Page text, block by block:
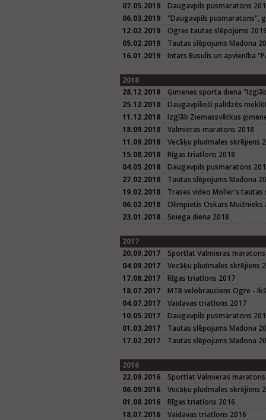
07.05.2019
Daugavpils pusmaratons
06.03.2019
"Daugavpils pusmaratons",
12.02.2019
Ogres tautas slēpojums
05.02.2019
Tautas slēpojums Madona
16.01.2019
Intars Busulis un apvienība
2018
28.12.2018
Ģimenes sporta diena
25.12.2018
Daugavpilieši palīdzēs
11.12.2018
Izglāb Ziemassvētkus
18.09.2018
Valmieras maratons 2018
11.09.2018
Vecāķu pludmales skrējiens
15.08.2018
Rīgas triatlons 2018
04.05.2018
Daugavpils pusmaratons
27.02.2018
Tautas slēpojums Madona
19.02.2018
Trases video Moller's tautas
06.02.2018
Olimpietis Oskars Muižnieks
23.01.2018
Sniega diena 2018
2017
20.09.2017
Sportlat Valmieras
04.09.2017
Vecāķu pludmales skrējiens
17.08.2017
Rīgas triatlons 2017
18.07.2017
MTB velobrauciens Ogre -
04.07.2017
Vaidavas triatlons 2017
10.05.2017
Daugavpils pusmaratons
01.03.2017
Tautas slēpojums Madona
17.02.2017
Tautas slēpojums Madona
2016
22.09.2016
Sportlat Valmieras
06.09.2016
Vecāķu pludmales skrējiens
01.08.2016
Rīgas triatlons 2016
18.07.2016
Vaidavas triatlons 2016